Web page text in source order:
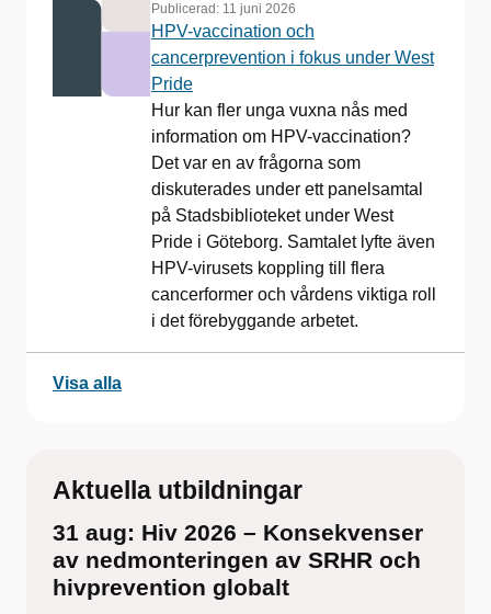
Publicerad: 11 juni 2026
HPV-vaccination och
cancerprevention i fokus under West
Pride
Hur kan fler unga vuxna nås med
information om HPV-vaccination?
Det var en av frågorna som
diskuterades under ett panelsamtal
på Stadsbiblioteket under West
Pride i Göteborg. Samtalet lyfte även
HPV-virusets koppling till flera
cancerformer och vårdens viktiga roll
i det förebyggande arbetet.
Visa alla
Aktuella utbildningar
31 aug: Hiv 2026 – Konsekvenser
av nedmonteringen av SRHR och
hivprevention globalt